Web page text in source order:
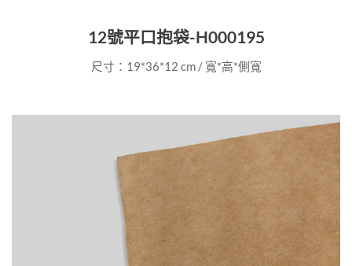
12號平口抱袋-H000195
尺寸：19*36*12 cm / 寬*高*側寬